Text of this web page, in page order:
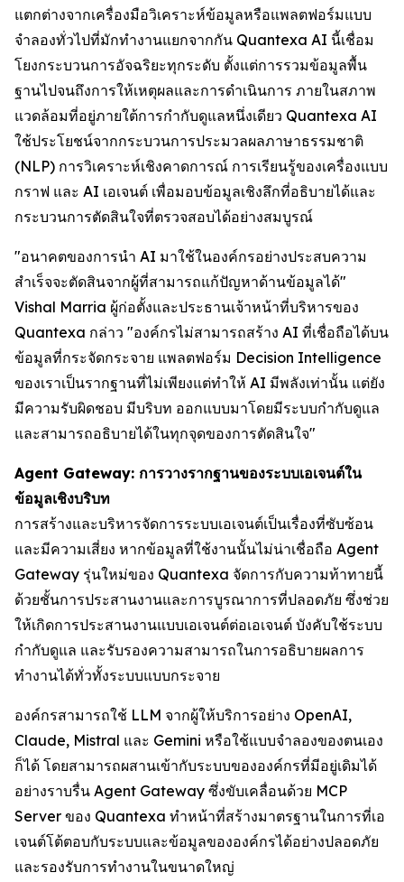
แตกต่างจากเครื่องมือวิเคราะห์ข้อมูลหรือแพลตฟอร์มแบบ
จำลองทั่วไปที่มักทำงานแยกจากกัน Quantexa AI นี้เชื่อม
โยงกระบวนการอัจฉริยะทุกระดับ ตั้งแต่การรวมข้อมูลพื้น
ฐานไปจนถึงการให้เหตุผลและการดำเนินการ ภายในสภาพ
แวดล้อมที่อยู่ภายใต้การกำกับดูแลหนึ่งเดียว Quantexa AI
ใช้ประโยชน์จากกระบวนการประมวลผลภาษาธรรมชาติ
(NLP) การวิเคราะห์เชิงคาดการณ์ การเรียนรู้ของเครื่องแบบ
กราฟ และ AI เอเจนต์ เพื่อมอบข้อมูลเชิงลึกที่อธิบายได้และ
กระบวนการตัดสินใจที่ตรวจสอบได้อย่างสมบูรณ์
"อนาคตของการนำ AI มาใช้ในองค์กรอย่างประสบความ
สำเร็จจะตัดสินจากผู้ที่สามารถแก้ปัญหาด้านข้อมูลได้"
Vishal Marria ผู้ก่อตั้งและประธานเจ้าหน้าที่บริหารของ
Quantexa กล่าว "องค์กรไม่สามารถสร้าง AI ที่เชื่อถือได้บน
ข้อมูลที่กระจัดกระจาย แพลตฟอร์ม Decision Intelligence
ของเราเป็นรากฐานที่ไม่เพียงแต่ทำให้ AI มีพลังเท่านั้น แต่ยัง
มีความรับผิดชอบ มีบริบท ออกแบบมาโดยมีระบบกำกับดูแล
และสามารถอธิบายได้ในทุกจุดของการตัดสินใจ"
Agent Gateway: การวางรากฐานของระบบเอเจนต์ใน
ข้อมูลเชิงบริบท
การสร้างและบริหารจัดการระบบเอเจนต์เป็นเรื่องที่ซับซ้อน
และมีความเสี่ยง หากข้อมูลที่ใช้งานนั้นไม่น่าเชื่อถือ Agent
Gateway รุ่นใหม่ของ Quantexa จัดการกับความท้าทายนี้
ด้วยชั้นการประสานงานและการบูรณาการที่ปลอดภัย ซึ่งช่วย
ให้เกิดการประสานงานแบบเอเจนต์ต่อเอเจนต์ บังคับใช้ระบบ
กำกับดูแล และรับรองความสามารถในการอธิบายผลการ
ทำงานได้ทั่วทั้งระบบแบบกระจาย
องค์กรสามารถใช้ LLM จากผู้ให้บริการอย่าง OpenAI,
Claude, Mistral และ Gemini หรือใช้แบบจำลองของตนเอง
ก็ได้ โดยสามารถผสานเข้ากับระบบขององค์กรที่มีอยู่เดิมได้
อย่างราบรื่น Agent Gateway ซึ่งขับเคลื่อนด้วย MCP
Server ของ Quantexa ทำหน้าที่สร้างมาตรฐานในการที่เอ
เจนต์โต้ตอบกับระบบและข้อมูลขององค์กรได้อย่างปลอดภัย
และรองรับการทำงานในขนาดใหญ่